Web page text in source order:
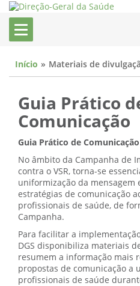
Início Materiais de
Guia Prático
Comunicação
Guia Prático de Comunicação
No âmbito da Campanha de
contra o VSR, torna-se
uniformização da mensagem
estratégias de comunicação
profissionais de saúde, de
Campanha.
Para facilitar a
DGS disponibiliza materiais
resumem a informação mais
propostas de comunicação a
profissionais de saúde